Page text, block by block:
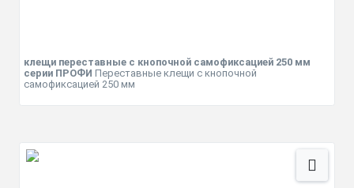
клещи переставные с кнопочной самофиксацией 250 мм
серии ПРОФИ Переставные клещи с кнопочной
самофиксацией 250 мм